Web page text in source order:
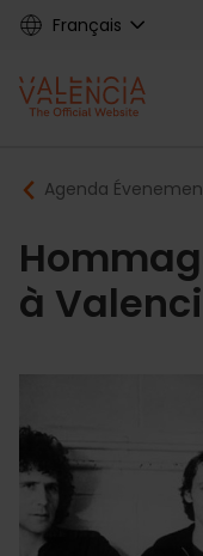
Skip
content
Français
Main
navigation
Agenda
à